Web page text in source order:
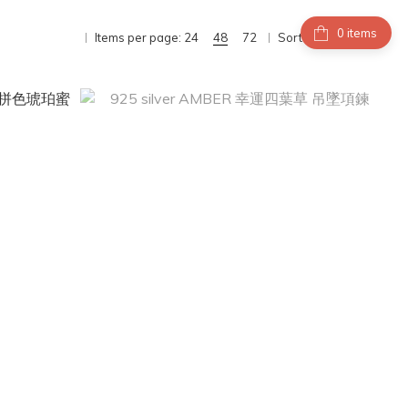
items
Items per page: 24 48 72 Sort by:Sort by